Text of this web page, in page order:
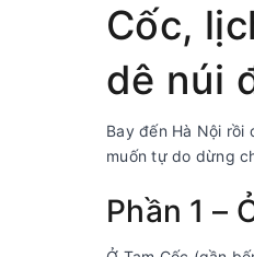
Cốc,
dê núi
Bay đến Hà Nội rồi
muốn tự do dừng
Phần 1 –